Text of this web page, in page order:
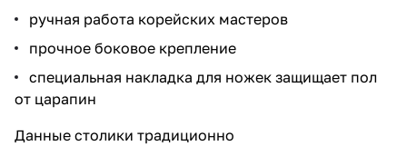
ручная работа корейских мастеров
прочное боковое крепление
специальная накладка для ножек защищает пол
от царапин
Данные столики традиционно